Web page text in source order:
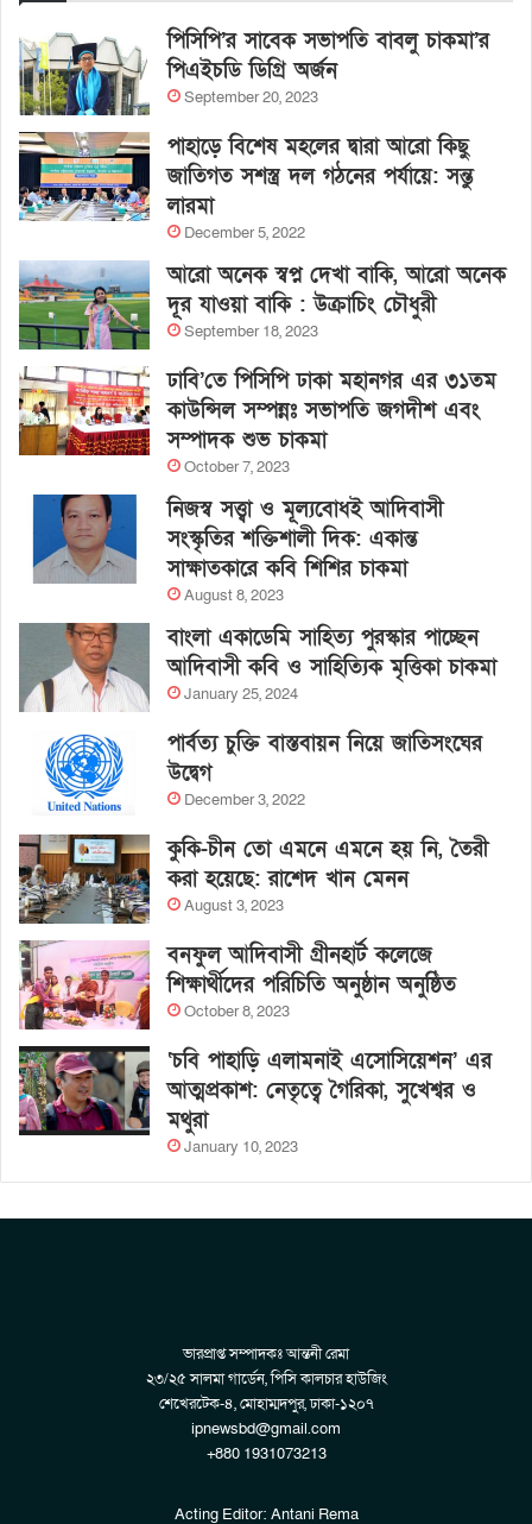
পিসিপি’র সাবেক সভাপতি বাবলু চাকমা’র
পিএইচডি ডিগ্রি অর্জন
September 20, 2023
পাহাড়ে বিশেষ মহলের দ্বারা আরো কিছু
জাতিগত সশস্ত্র দল গঠনের পর্যায়ে: সন্তু
লারমা
December 5, 2022
আরো অনেক স্বপ্ন দেখা বাকি, আরো অনেক
দূর যাওয়া বাকি : উক্রাচিং চৌধুরী
September 18, 2023
ঢাবি’তে পিসিপি ঢাকা মহানগর এর ৩১তম
কাউন্সিল সম্পন্নঃ সভাপতি জগদীশ এবং
সম্পাদক শুভ চাকমা
October 7, 2023
নিজস্ব সত্ত্বা ও মূল্যবোধই আদিবাসী
সংস্কৃতির শক্তিশালী দিক: একান্ত
সাক্ষাতকারে কবি শিশির চাকমা
August 8, 2023
বাংলা একাডেমি সাহিত্য পুরস্কার পাচ্ছেন
আদিবাসী কবি ও সাহিত্যিক মৃত্তিকা চাকমা
January 25, 2024
পার্বত্য চুক্তি বাস্তবায়ন নিয়ে জাতিসংঘের
উদ্বেগ
December 3, 2022
কুকি-চীন তো এমনে এমনে হয় নি, তৈরী
করা হয়েছে: রাশেদ খান মেনন
August 3, 2023
বনফুল আদিবাসী গ্রীনহার্ট কলেজে
শিক্ষার্থীদের পরিচিতি অনুষ্ঠান অনুষ্ঠিত
October 8, 2023
‘চবি পাহাড়ি এলামনাই এসোসিয়েশন’ এর
আত্মপ্রকাশ: নেতৃত্বে গৈরিকা, সুখেশ্বর ও
মথুরা
January 10, 2023
ভারপ্রাপ্ত সম্পাদকঃ আন্তনী রেমা
২৩/২৫ সালমা গার্ডেন, পিসি কালচার হাউজিং
শেখেরটেক-৪, মোহাম্মদপুর, ঢাকা-১২০৭
ipnewsbd@gmail.com
+880 1931073213
Acting Editor: Antani Rema